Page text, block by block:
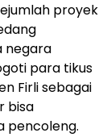
proyek
negara
para tikus
Firli sebagai
bisa
pencoleng.